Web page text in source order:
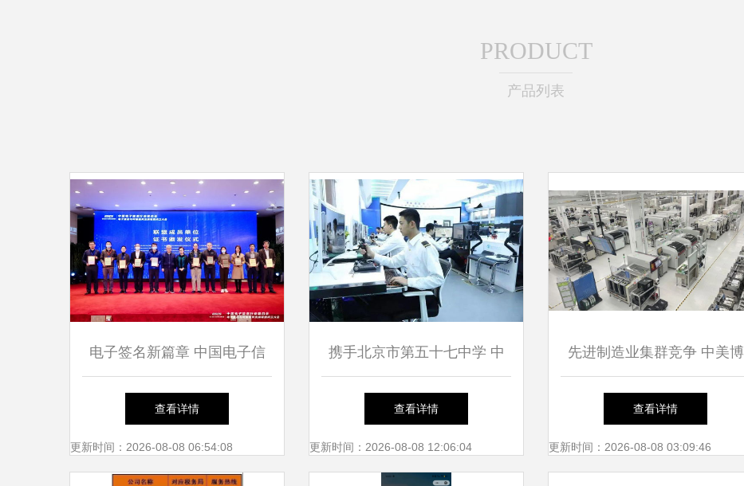
PRODUCT
产品列表
电子签名新篇章 中国电子信
息行业联合会可信服务联盟启
航
查看详情
更新时间：2026-08-08 06:54:08
携手北京市第五十七中学 中
招信息技术咨询服务攻略
查看详情
更新时间：2026-08-08 12:06:04
先进制造业集群竞争 中美博
弈的关键战场
查看详情
更新时间：2026-08-08 03:09:46